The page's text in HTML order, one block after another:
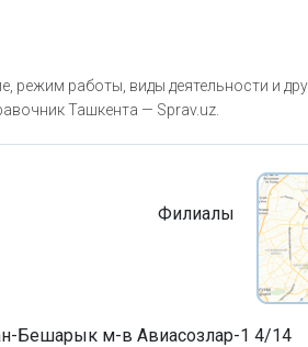
работы, виды деятельности и
Ташкента — Sprav.uz.
Филиалы
Бешарык м-в Авиасозлар-1 4/14